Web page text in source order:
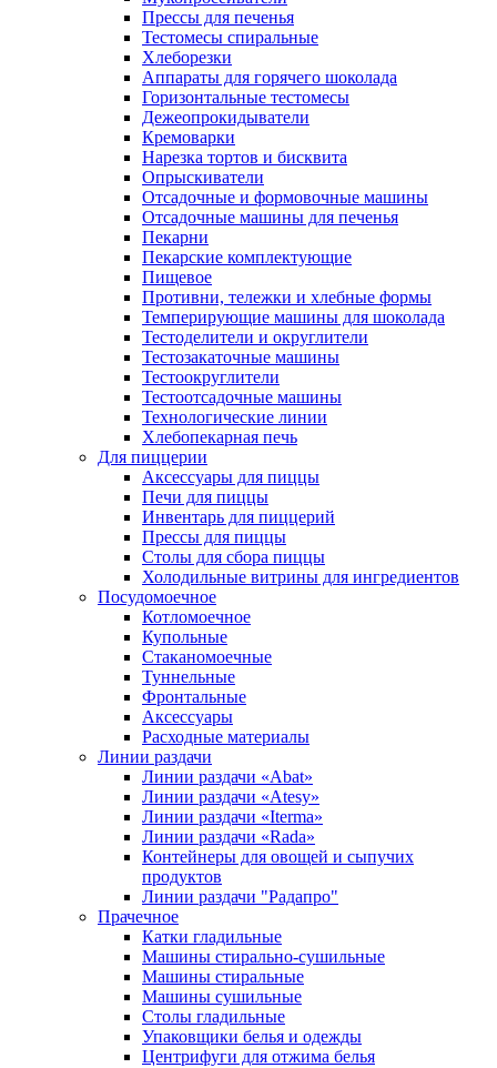
Прессы для печенья
Тестомесы спиральные
Хлеборезки
Аппараты для горячего шоколада
Горизонтальные тестомесы
Дежеопрокидыватели
Кремоварки
Нарезка тортов и бисквита
Опрыскиватели
Отсадочные и формовочные машины
Отсадочные машины для печенья
Пекарни
Пекарские комплектующие
Пищевое
Противни, тележки и хлебные формы
Темперирующие машины для шоколада
Тестоделители и округлители
Тестозакаточные машины
Тестоокруглители
Тестоотсадочные машины
Технологические линии
Хлебопекарная печь
Для пиццерии
Аксессуары для пиццы
Печи для пиццы
Инвентарь для пиццерий
Прессы для пиццы
Столы для сбора пиццы
Холодильные витрины для ингредиентов
Посудомоечное
Котломоечное
Купольные
Стаканомоечные
Туннельные
Фронтальные
Аксессуары
Расходные материалы
Линии раздачи
Линии раздачи «Abat»
Линии раздачи «Atesy»
Линии раздачи «Iterma»
Линии раздачи «Rada»
Контейнеры для овощей и сыпучих
продуктов
Линии раздачи "Радапро"
Прачечное
Катки гладильные
Машины стирально-сушильные
Машины стиральные
Машины сушильные
Столы гладильные
Упаковщики белья и одежды
Центрифуги для отжима белья